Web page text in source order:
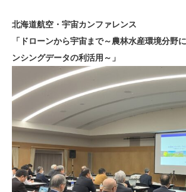
北海道航空・宇宙カンファレンス
「ドローンから宇宙まで～農林水産環境分野
ンシングデータの利活用～」